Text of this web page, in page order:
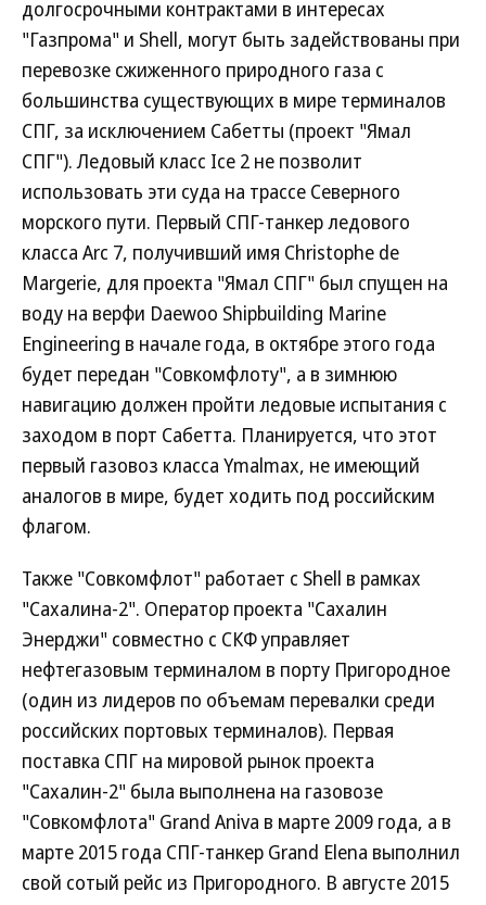
долгосрочными контрактами в интересах
"Газпрома" и Shell, могут быть задействованы при
перевозке сжиженного природного газа с
большинства существующих в мире терминалов
СПГ, за исключением Сабетты (проект "Ямал
СПГ"). Ледовый класс Ice 2 не позволит
использовать эти суда на трассе Северного
морского пути. Первый СПГ-танкер ледового
класса Arc 7, получивший имя Christophe de
Margerie, для проекта "Ямал СПГ" был спущен на
воду на верфи Daewoo Shipbuilding Marine
Engineering в начале года, в октябре этого года
будет передан "Совкомфлоту", а в зимнюю
навигацию должен пройти ледовые испытания с
заходом в порт Сабетта. Планируется, что этот
первый газовоз класса Ymalmax, не имеющий
аналогов в мире, будет ходить под российским
флагом.
Также "Совкомфлот" работает с Shell в рамках
"Сахалина-2". Оператор проекта "Сахалин
Энерджи" совместно с СКФ управляет
нефтегазовым терминалом в порту Пригородное
(один из лидеров по объемам перевалки среди
российских портовых терминалов). Первая
поставка СПГ на мировой рынок проекта
"Сахалин-2" была выполнена на газовозе
"Совкомфлота" Grand Aniva в марте 2009 года, а в
марте 2015 года СПГ-танкер Grand Elena выполнил
свой сотый рейс из Пригородного. В августе 2015